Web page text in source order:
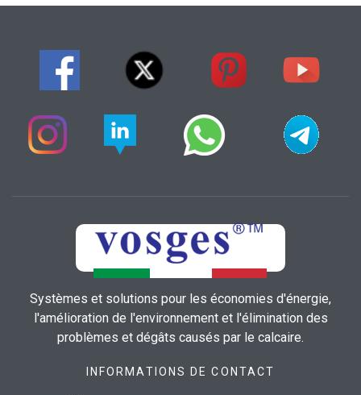
Systèmes et solutions pour les économies d'énergie,
l'amélioration de l'environnement et l'élimination des
problèmes et dégâts causés par le calcaire.
INFORMATIONS DE CONTACT